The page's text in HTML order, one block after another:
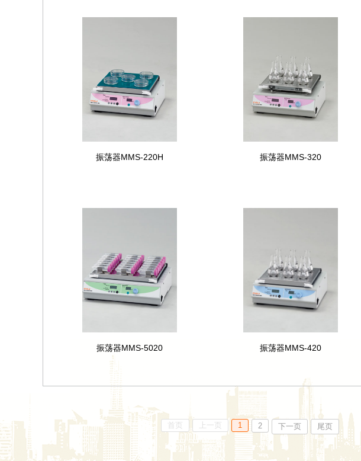
振荡器MMS-220H 振荡器MMS-320
振荡器MMS-5020 振荡器MMS-420
首页 上一页 1 2 下一页 尾页